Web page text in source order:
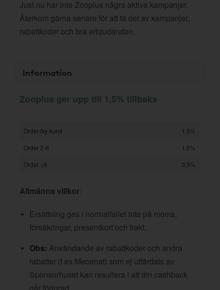
Just nu har inte Zooplus några aktiva kampanjer.
Återkom gärna senare för att ta del av kampanjer,
rabattkoder och bra erbjudanden.
Information
Zooplus ger upp till 1,5% tillbaka
Order Ny kund
1,5%
Order 2-6
1,5%
Order >6
0,5%
Allmänna villkor:
Ersättning ges i normalfallet inte på moms,
försäkringar, presentkort och frakt.
Obs: Användande av rabattkoder och andra
rabatter (t ex Mecenat) som ej utfärdats av
Sponsorhuset kan resultera i att din cashback